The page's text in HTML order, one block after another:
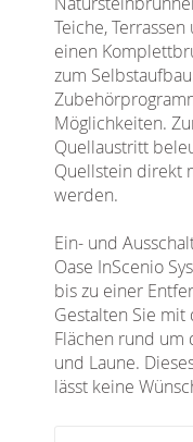
Teiche,
einen
zum
Möglichkeiten.
Quellaustritt
Quellstein direkt
werden.
Ein- und
Oase InScenio
bis zu einer
Gestalten Sie
Flächen rund um
und Laune.
lässt keine